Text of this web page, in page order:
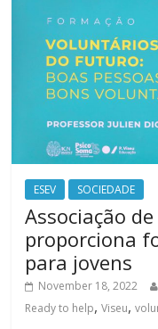
ESEV SOCIEDADE
Associação
proporciona
para jovens
November 18, 2022
Ready to help,Viseu,